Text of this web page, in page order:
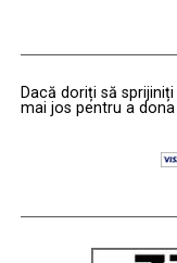
Dacă doriți să
mai jos pentru a